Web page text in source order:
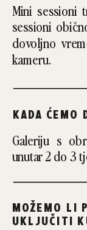
Mini sessioni
sessioni
dovoljno
kameru.
MOŽEMO LI
UKLJUČITI
Galeriju s
unutar 2 do 3
KADA ĆEMO